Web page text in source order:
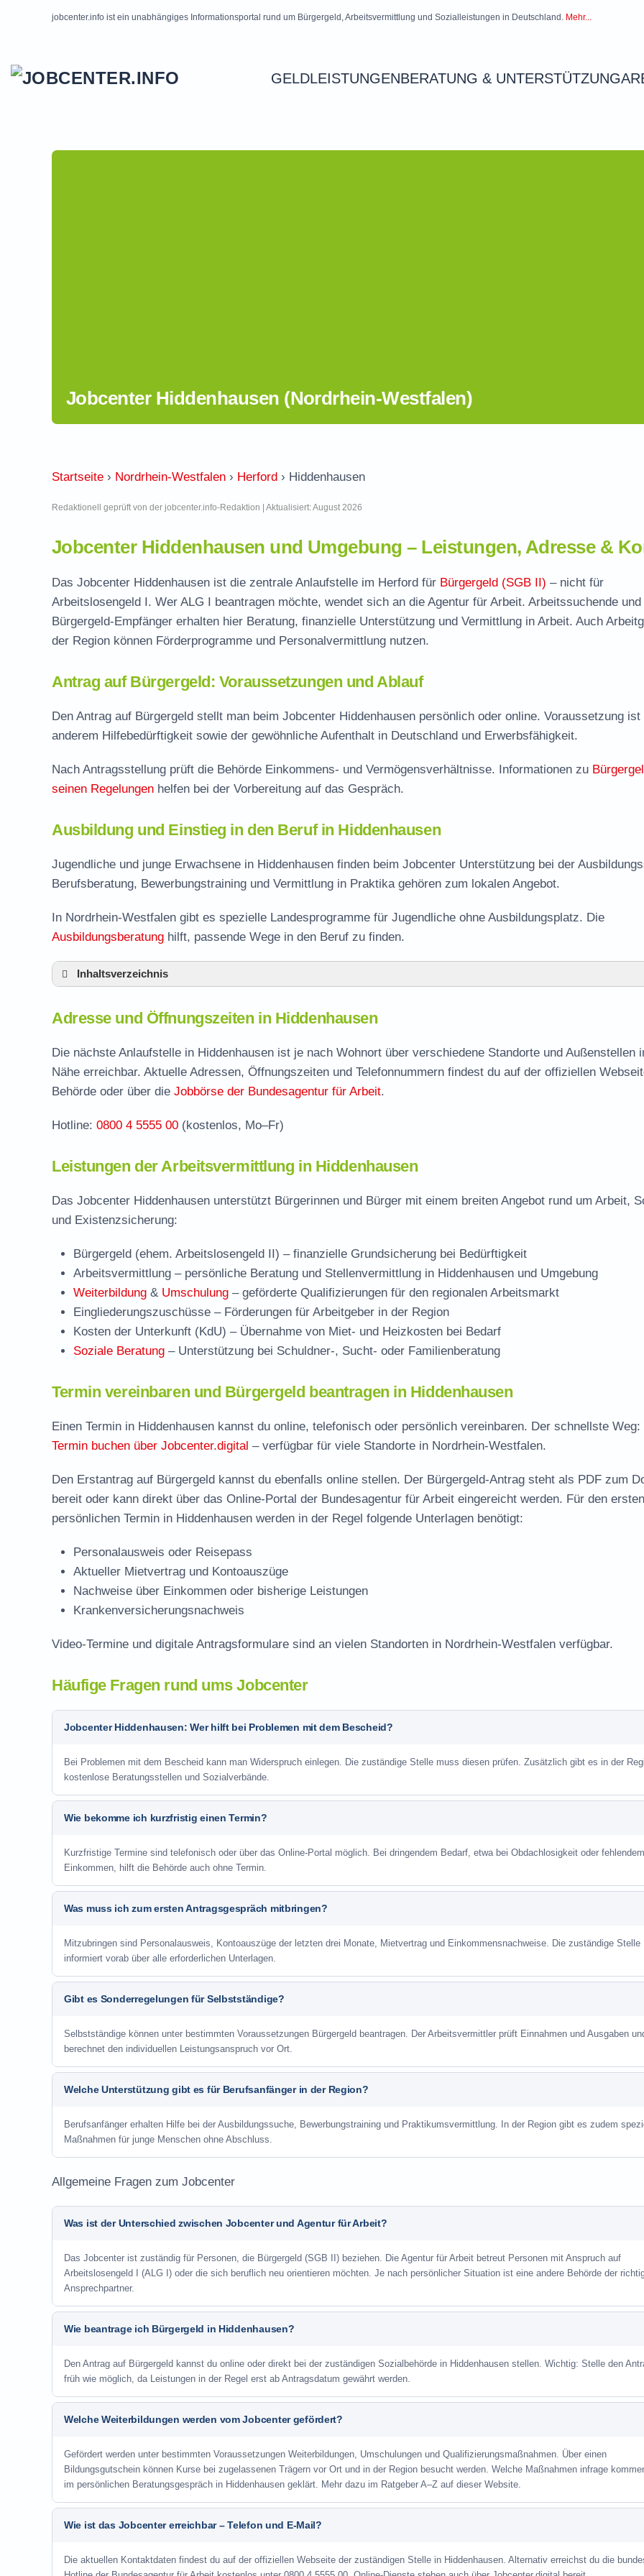
jobcenter.info ist ein unabhängiges Informationsportal rund um Bürgergeld, Arbeitsvermittlung und Sozialleistungen in Deutschland. Mehr...
GELDLEISTUNGENBERATUNG & UNTERSTÜTZUNG
Jobcenter Hiddenhausen (Nordrhein-Westfalen)
Startseite › Nordrhein-Westfalen › Herford › Hiddenhausen
Redaktionell geprüft von der jobcenter.info-Redaktion | Aktualisiert: August 2026
Jobcenter Hiddenhausen und Umgebung – Leistungen, Adresse &
Das Jobcenter Hiddenhausen ist die zentrale Anlaufstelle im Herford für Bürgergeld (SGB II) – nicht für
Arbeitslosengeld I. Wer ALG I beantragen möchte, wendet sich an die Agentur für Arbeit. Arbeitssuchende und
Bürgergeld-Empfänger erhalten hier Beratung, finanzielle Unterstützung und Vermittlung in Arbeit. Auch
der Region können Förderprogramme und Personalvermittlung nutzen.
Antrag auf Bürgergeld: Voraussetzungen und Ablauf
Den Antrag auf Bürgergeld stellt man beim Jobcenter Hiddenhausen persönlich oder online. Voraussetzung ist
anderem Hilfebedürftigkeit sowie der gewöhnliche Aufenthalt in Deutschland und Erwerbsfähigkeit.
Nach Antragsstellung prüft die Behörde Einkommens- und Vermögensverhältnisse. Informationen zu
seinen Regelungen helfen bei der Vorbereitung auf das Gespräch.
Ausbildung und Einstieg in den Beruf in Hiddenhausen
Jugendliche und junge Erwachsene in Hiddenhausen finden beim Jobcenter Unterstützung bei der
Berufsberatung, Bewerbungstraining und Vermittlung in Praktika gehören zum lokalen Angebot.
In Nordrhein-Westfalen gibt es spezielle Landesprogramme für Jugendliche ohne Ausbildungsplatz. Die
Ausbildungsberatung hilft, passende Wege in den Beruf zu finden.
Inhaltsverzeichnis
Leistungen der Arbeitsvermittlung in Hiddenhausen
Termin vereinbaren und Bürgergeld beantragen
Jobcenter Herford – zuständige Stelle
Stellenangebote und Jobbörse in Hiddenhausen
Häufige Fragen rund ums Jobcenter
Adresse und Öffnungszeiten in Hiddenhausen
Die nächste Anlaufstelle in Hiddenhausen ist je nach Wohnort über verschiedene Standorte und Außenstellen
Nähe erreichbar. Aktuelle Adressen, Öffnungszeiten und Telefonnummern findest du auf der offiziellen
Behörde oder über die Jobbörse der Bundesagentur für Arbeit.
Hotline: 0800 4 5555 00 (kostenlos, Mo–Fr)
Leistungen der Arbeitsvermittlung in Hiddenhausen
Das Jobcenter Hiddenhausen unterstützt Bürgerinnen und Bürger mit einem breiten Angebot rund um Arbeit,
und Existenzsicherung:
Bürgergeld (ehem. Arbeitslosengeld II) – finanzielle Grundsicherung bei Bedürftigkeit
Arbeitsvermittlung – persönliche Beratung und Stellenvermittlung in Hiddenhausen und Umgebung
Weiterbildung & Umschulung – geförderte Qualifizierungen für den regionalen Arbeitsmarkt
Eingliederungszuschüsse – Förderungen für Arbeitgeber in der Region
Kosten der Unterkunft (KdU) – Übernahme von Miet- und Heizkosten bei Bedarf
Soziale Beratung – Unterstützung bei Schuldner-, Sucht- oder Familienberatung
Termin vereinbaren und Bürgergeld beantragen in Hiddenhausen
Einen Termin in Hiddenhausen kannst du online, telefonisch oder persönlich vereinbaren. Der schnellste Weg:
Termin buchen über Jobcenter.digital – verfügbar für viele Standorte in Nordrhein-Westfalen.
Den Erstantrag auf Bürgergeld kannst du ebenfalls online stellen. Der Bürgergeld-Antrag steht als PDF zum
bereit oder kann direkt über das Online-Portal der Bundesagentur für Arbeit eingereicht werden. Für den ersten
persönlichen Termin in Hiddenhausen werden in der Regel folgende Unterlagen benötigt:
Personalausweis oder Reisepass
Aktueller Mietvertrag und Kontoauszüge
Nachweise über Einkommen oder bisherige Leistungen
Krankenversicherungsnachweis
Video-Termine und digitale Antragsformulare sind an vielen Standorten in Nordrhein-Westfalen verfügbar.
Häufige Fragen rund ums Jobcenter
Jobcenter Hiddenhausen: Wer hilft bei Problemen mit dem Bescheid?
Bei Problemen mit dem Bescheid kann man Widerspruch einlegen. Die zuständige Stelle muss diesen prüfen. Zusätzlich gibt es in der
kostenlose Beratungsstellen und Sozialverbände.
Wie bekomme ich kurzfristig einen Termin?
Kurzfristige Termine sind telefonisch oder über das Online-Portal möglich. Bei dringendem Bedarf, etwa bei Obdachlosigkeit oder fehlendem
Einkommen, hilft die Behörde auch ohne Termin.
Was muss ich zum ersten Antragsgespräch mitbringen?
Mitzubringen sind Personalausweis, Kontoauszüge der letzten drei Monate, Mietvertrag und Einkommensnachweise. Die zuständige Stelle
informiert vorab über alle erforderlichen Unterlagen.
Gibt es Sonderregelungen für Selbstständige?
Selbstständige können unter bestimmten Voraussetzungen Bürgergeld beantragen. Der Arbeitsvermittler prüft Einnahmen und Ausgaben
berechnet den individuellen Leistungsanspruch vor Ort.
Welche Unterstützung gibt es für Berufsanfänger in der Region?
Berufsanfänger erhalten Hilfe bei der Ausbildungssuche, Bewerbungstraining und Praktikumsvermittlung. In der Region gibt es zudem
Maßnahmen für junge Menschen ohne Abschluss.
Allgemeine Fragen zum Jobcenter
Was ist der Unterschied zwischen Jobcenter und Agentur für Arbeit?
Das Jobcenter ist zuständig für Personen, die Bürgergeld (SGB II) beziehen. Die Agentur für Arbeit betreut Personen mit Anspruch auf
Arbeitslosengeld I (ALG I) oder die sich beruflich neu orientieren möchten. Je nach persönlicher Situation ist eine andere Behörde der
Ansprechpartner.
Wie beantrage ich Bürgergeld in Hiddenhausen?
Den Antrag auf Bürgergeld kannst du online oder direkt bei der zuständigen Sozialbehörde in Hiddenhausen stellen. Wichtig: Stelle den
früh wie möglich, da Leistungen in der Regel erst ab Antragsdatum gewährt werden.
Welche Weiterbildungen werden vom Jobcenter gefördert?
Gefördert werden unter bestimmten Voraussetzungen Weiterbildungen, Umschulungen und Qualifizierungsmaßnahmen. Über einen
Bildungsgutschein können Kurse bei zugelassenen Trägern vor Ort und in der Region besucht werden. Welche Maßnahmen infrage
im persönlichen Beratungsgespräch in Hiddenhausen geklärt. Mehr dazu im Ratgeber A–Z auf dieser Website.
Wie ist das Jobcenter erreichbar – Telefon und E-Mail?
Die aktuellen Kontaktdaten findest du auf der offiziellen Webseite der zuständigen Stelle in Hiddenhausen. Alternativ erreichst du die